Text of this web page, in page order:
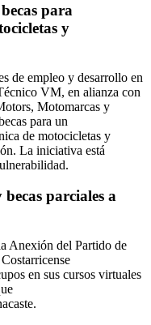
para
y
de empleo y desarrollo en
VM, en alianza con
Motomarcas y
para un
de motocicletas y
La iniciativa está
parciales a
Anexión del Partido de
en sus cursos virtuales